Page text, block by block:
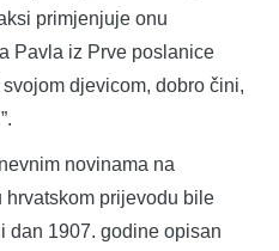
primjenjuje onu
Pavla iz Prve poslanice
djevicom, dobro čini,
novinama na
hrvatskom prijevodu bile
dan 1907. godine opisan